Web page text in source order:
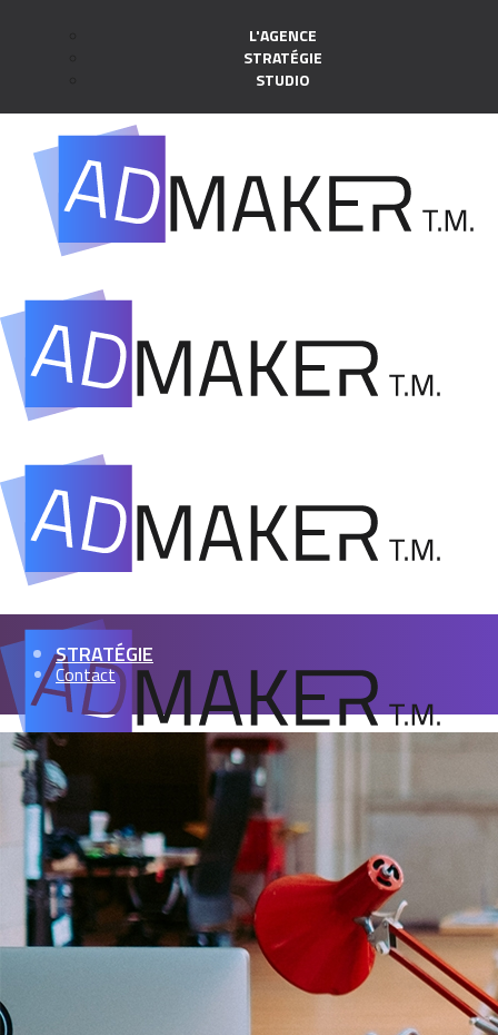
L'AGENCE
STRATÉGIE
STUDIO
STRATÉGIE
Contact